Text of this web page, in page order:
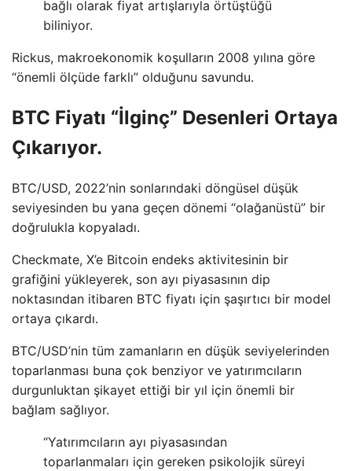
bağlı olarak fiyat artışlarıyla örtüştüğü
biliniyor.
Rickus, makroekonomik koşulların 2008 yılına göre
“önemli ölçüde farklı” olduğunu savundu.
BTC Fiyatı “İlginç” Desenleri Ortaya
Çıkarıyor.
BTC/USD, 2022’nin sonlarındaki döngüsel düşük
seviyesinden bu yana geçen dönemi “olağanüstü” bir
doğrulukla kopyaladı.
Checkmate, X’e Bitcoin endeks aktivitesinin bir
grafiğini yükleyerek, son ayı piyasasının dip
noktasından itibaren BTC fiyatı için şaşırtıcı bir model
ortaya çıkardı.
BTC/USD’nin tüm zamanların en düşük seviyelerinden
toparlanması buna çok benziyor ve yatırımcıların
durgunluktan şikayet ettiği bir yıl için önemli bir
bağlam sağlıyor.
“Yatırımcıların ayı piyasasından
toparlanmaları için gereken psikolojik süreyi